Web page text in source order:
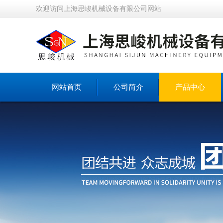
欢迎访问上海思峻机械设备有限公司网站
网站首页 公司简介 产品中心